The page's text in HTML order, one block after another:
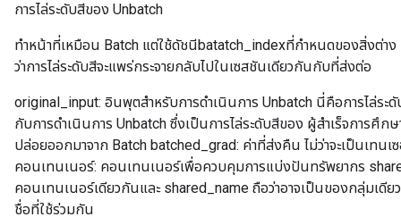
การไล่ระดับสีของ Unbatch
ทำหน้าที่เหมือน Batch แต่ใช้ดัชนีbatatch_indexที่กำหนดของสิ่งต่าง
ว่าการไล่ระดับสีจะแพร่กระจายกลับไปในเซสชันเดียวกันกับที่ส่งต่อ
original_input: อินพุตสำหรับการดำเนินการ Unbatch นี่คือการไล่ร
กับการดำเนินการ Unbatch ซึ่งเป็นการไล่ระดับสีของ ผู้สำเร็จการศึก
ปล่อยออกมาจาก Batch batched_grad: ค่าที่ส่งคืน ไม่ว่าจะเป็นเทนเ
คอนเทนเนอร์: คอนเทนเนอร์เพื่อควบคุมการแบ่งปันทรัพยากร
คอนเทนเนอร์เดียวกันและ shared_name ถือว่าอาจเป็นของกลุ่มเดีย
ชื่อที่ใช้ร่วมกัน